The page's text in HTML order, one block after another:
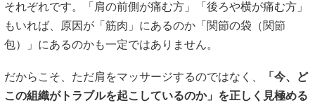
それぞれです。「肩の前側が痛む方」「後ろや横が痛む方」
もいれば、原因が「筋肉」にあるのか「関節の袋（関節
包）」にあるのかも一定ではありません。
だからこそ、ただ肩をマッサージするのではなく、
「今、ど
この組織がトラブルを起こしているのか」を正しく見極める